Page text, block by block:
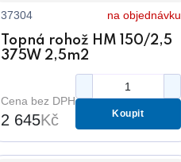
37304 na objednávku
Topná rohož HM 150/2,5
375W 2,5m2
Cena bez DPH
2 645Kč Koupit